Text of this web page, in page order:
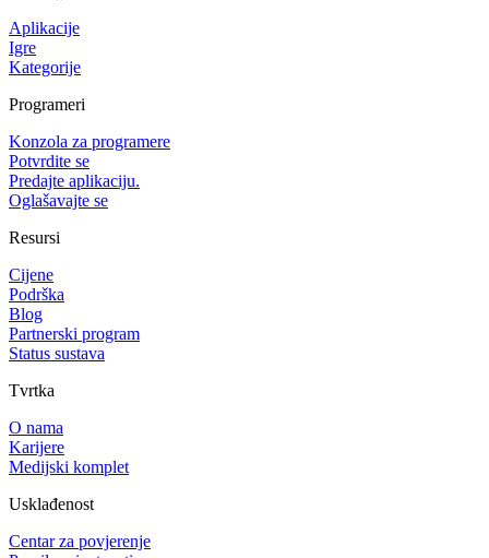
Aplikacije
Igre
Kategorije
Programeri
Konzola za programere
Potvrdite se
Predajte aplikaciju.
Oglašavajte se
Resursi
Cijene
Podrška
Blog
Partnerski program
Status sustava
Tvrtka
O nama
Karijere
Medijski komplet
Usklađenost
Centar za povjerenje